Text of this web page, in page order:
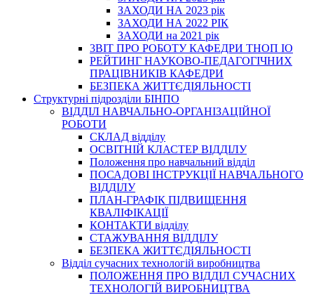
ЗАХОДИ НА 2023 рік
ЗАХОДИ НА 2022 РІК
ЗАХОДИ на 2021 рік
3BIT ПРО РОБОТУ КАФЕДРИ ТНОП ІО
РЕЙТИНГ НАУКОВО-ПЕДАГОГІЧНИХ
ПРАЦІВНИКІВ КАФЕДРИ
БЕЗПЕКА ЖИТТЄДІЯЛЬНОСТІ
Структурні підрозділи БІНПО
ВІДДІЛ НАВЧАЛЬНО-ОРГАНІЗАЦІЙНОЇ
РОБОТИ
СКЛАД відділу
ОСВІТНІЙ КЛАСТЕР ВІДДІЛУ
Положення про навчальний вiддiл
ПОСАДОВІ ІНСТРУКЦІЇ НАВЧАЛЬНОГО
ВІДДІЛУ
ПЛАН-ГРАФІК ПІДВИЩЕННЯ
КВАЛІФІКАЦІЇ
КОНТАКТИ відділу
СТАЖУВАННЯ ВІДДІЛУ
БЕЗПЕКА ЖИТТЄДІЯЛЬНОСТІ
Відділ сучасних технологій виробництва
ПОЛОЖЕННЯ ПРО ВІДДІЛ СУЧАСНИХ
ТЕХНОЛОГІЙ ВИРОБНИЦТВА